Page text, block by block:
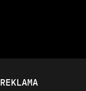
REKLAMA